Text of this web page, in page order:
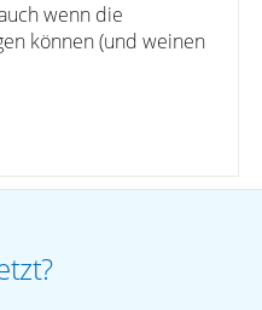
wenn die
können (und weinen